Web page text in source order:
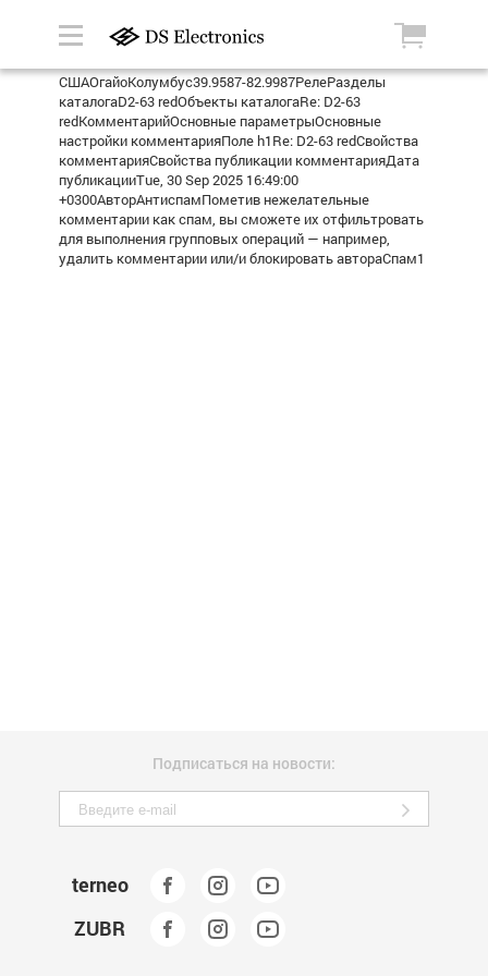
СШАОгайоКолумбус39.9587-82.9987РелеРазделы
каталогаD2-63 redОбъекты каталогаRe: D2-63
redКомментарийОсновные параметрыОсновные
настройки комментарияПоле h1Re: D2-63 redСвойства
комментарияСвойства публикации комментарияДата
публикацииTue, 30 Sep 2025 16:49:00
+0300АвторАнтиспамПометив нежелательные
комментарии как спам, вы сможете их отфильтровать
для выполнения групповых операций — например,
удалить комментарии или/и блокировать автораСпам1
Подписаться на новости:
terneo
ZUBR